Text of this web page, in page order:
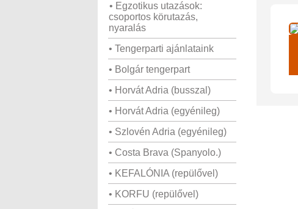
• Egzotikus utazások:
csoportos körutazás,
nyaralás
• Tengerparti ajánlataink
• Bolgár tengerpart
• Horvát Adria (busszal)
• Horvát Adria (egyénileg)
• Szlovén Adria (egyénileg)
• Costa Brava (Spanyolo.)
• KEFALÓNIA (repülővel)
• KORFU (repülővel)